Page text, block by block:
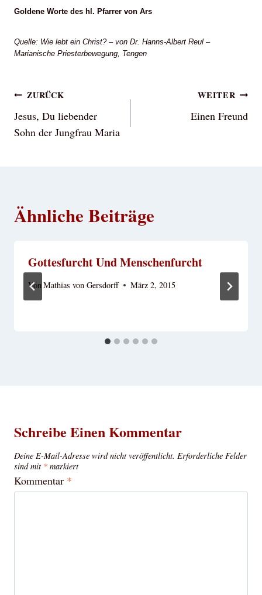
Goldene Worte des hl. Pfarrer von Ars
Quelle: Wie lebt ein Christ? – von Dr. Hanns-Albert Reul –
Marianische Priesterbewegung, Tengen
Beitragsnavigation
ZURÜCK
Jesus, Du liebender
Sohn der Jungfrau Maria
WEITER
Einen Freund
Ähnliche Beiträge
Gottesfurcht Und Menschenfurcht
VonMathias von Gersdorff März 2, 2015
Schreibe Einen Kommentar
Deine E-Mail-Adresse wird nicht veröffentlicht. Erforderliche Felder
sind mit * markiert
Kommentar *